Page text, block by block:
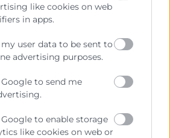
like cookies on web
in apps.
user data to be sent to
advertising purposes.
to send me
to enable storage
like cookies on web or